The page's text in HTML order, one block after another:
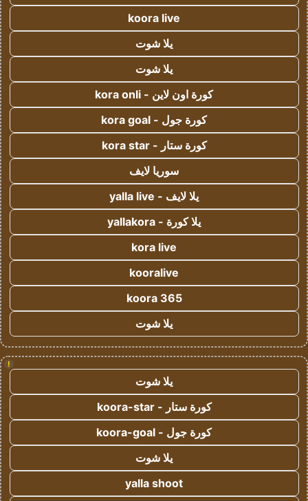
koora live
يلا شوت
يلا شوت
كورة اون لاين - kora onli
كورة جول - kora goal
كورة ستار - kora star
سوريا لايف
يلا لايف - yalla live
يلا كورة - yallakora
kora live
kooralive
koora 365
يلا شوت
!
يلا شوت
كورة ستار - koora-star
كورة جول - koora-goal
يلا شوت
yalla shoot